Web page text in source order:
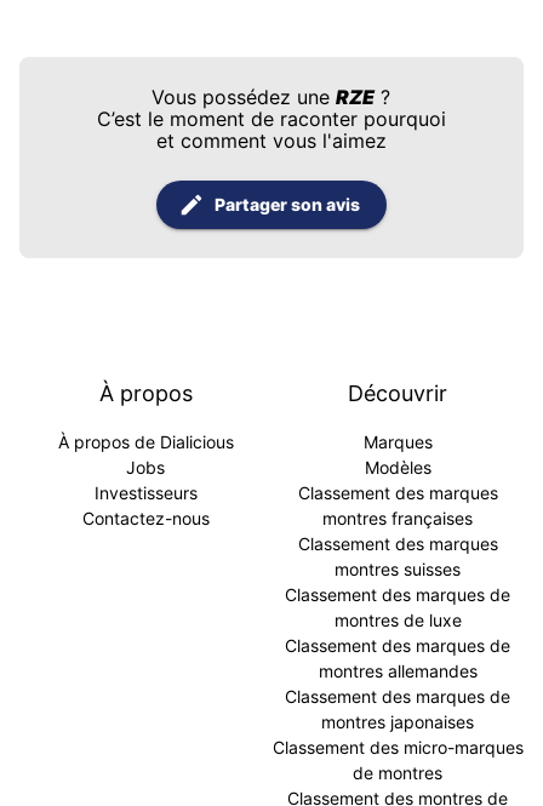
Vous possédez uneRZE?
C’est le moment de raconter pourquoi
et comment vous l'aimez
Partager son avis
À propos
À propos de Dialicious
Jobs
Investisseurs
Contactez-nous
Découvrir
Marques
Modèles
Classement des marques
montres françaises
Classement des marques
montres suisses
Classement des marques de
montres de luxe
Classement des marques de
montres allemandes
Classement des marques de
montres japonaises
Classement des micro-marques
de montres
Classement des montres de